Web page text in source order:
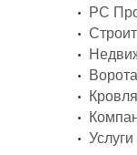
PC
Кровля
Услуги